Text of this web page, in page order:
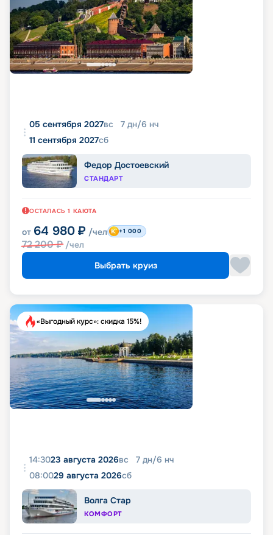
05 сентября 2027вс 7 дн/6 нч
11 сентября 2027сб
Федор Достоевский
СТАНДАРТ
ОСТАЛАСЬ 1 КАЮТА
от 64 980 ₽ /чел
72 200₽ /чел
+1 000
Выбрать круиз
«Выгодный курс»: скидка 15%!
14:3023 августа 2026вс 7 дн/6 нч
08:0029 августа 2026сб
Волга Стар
КОМФОРТ